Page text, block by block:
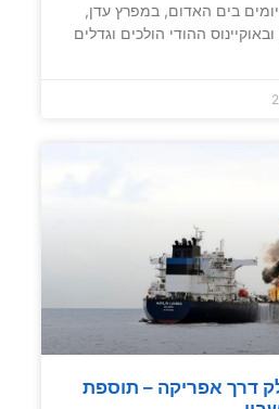
בים האדום, במפרץ עדן,
ההודי הולכים וגדלים
דרך אפריקה – תוספת